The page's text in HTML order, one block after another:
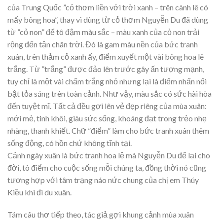
của Trung Quốc ”cỏ thơm liền với trời xanh – trên cành lê có
mấy bông hoa”, thay vì dùng từ cỏ thơm Nguyễn Du đã dùng
từ ”cỏ non” để tô đậm màu sắc – màu xanh của cỏ non trải
rộng đến tận chân trời. Đó là gam màu nền của bức tranh
xuân, trên thảm cỏ xanh ấy, điểm xuyết một vài bông hoa lê
trắng. Từ ”trắng” được đảo lên trước gây ấn tượng mạnh,
tuy chỉ là một vài chấm trắng nhỏ nhưng lại là điểm nhấn nổi
bật tỏa sáng trên toàn cảnh. Như vậy, màu sắc có sức hài hòa
đến tuyệt mĩ. Tất cả đều gợi lên vẻ đẹp riêng của mùa xuân:
mới mẻ, tinh khôi, giàu sức sống, khoáng đạt trong trẻo nhẹ
nhàng, thanh khiết. Chữ ”điểm” làm cho bức tranh xuân thêm
sống động, có hồn chứ không tĩnh tại.
Cảnh ngày xuân là bức tranh hoa lệ mà Nguyễn Du để lại cho
đời, tô điểm cho cuộc sống mỗi chúng ta, đồng thời nó cũng
tương hợp với tâm trạng náo nức chung của chị em Thúy
Kiều khi đi du xuân.
Tám câu thơ tiếp theo, tác giả gợi khung cảnh mùa xuân